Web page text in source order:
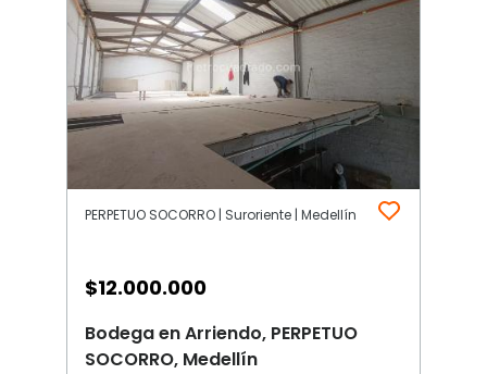
PERPETUO SOCORRO | Suroriente | Medellín
$12.000.000
Bodega en Arriendo, PERPETUO
SOCORRO, Medellín